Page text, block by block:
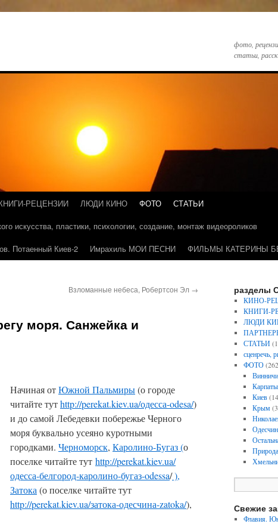
фото,
статьи,
РЕЦЕНЗИИ ЛЮДИ КИНО ФОТО
СТАТЬИ
искусства, пластики, психологии, создание, монтаж видеороликов
Потаенный Киев-2 Имрахиль МОИ ПЕСНИ ФИЛЬМЫ КАТЕРИНЫ
Взломанные небеса, Робертсон Эл →
моря. Санжейка и
Начиная отЮжной Пальмиры(о городе
читайте тутhttp://perekat.kiev.ua/одесса-odesa/)
и до самой Лебедевки побережье Черного
моря буквально усеяно куротными
городками. Черноморск, Каролино-Бугаз (о
поселке читайте тут http://perekat.kiev.ua/
одесса-белгород-каролино-бугаз-odessa/),
Затока (о поселке читайте тут
http://perekat.kiev.ua/затока-одесчина-zatoka/),
разделы
КИНО-
КНИГИ-
ЛЮДИ
СТАТЬИ
сценречь,
ФОТО
Карпаты
Киев
Крым
Природа
Свежие
Флавия.